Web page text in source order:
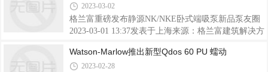
体压力不平衡，进、出口水锤影响大，特别启停过
程，水锤危害极大。2. 隔音减震要求。设备安
漏。机械密封依靠机械密封支持系统实现可靠运行。
本文用最洁的语言提供了API 682标准中最有用的信
息，以帮助解释机械密封支持系统的基础知识。希望
密封支持系统、它们的应用和可选配置，以帮助提高
炼油厂的可靠性。机械密封用于离心泵轴的密封。有
2023-03-02
格兰富重磅发布静源NK/NKE卧式端吸泵新品泵友圈
2023-03-01 13:37发表于上海来源：格兰富建筑解决方
上海召开“待时而动，决胜未来”静源NK/NKE卧式端
吸泵新品发布会。格兰富全球执行副总裁、商业建筑
Watson-Marlow推出新型Qdos 60 PU 蠕动
2023-02-28